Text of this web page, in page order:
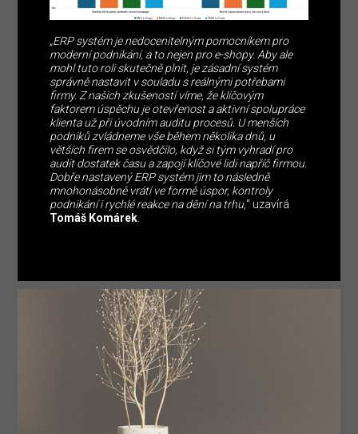
„ERP systém je nedocenitelným pomocníkem pro
moderní podnikání, a to nejen pro e-shopy. Aby ale
mohl tuto roli skutečně plnit, je zásadní systém
správně nastavit v souladu s reálnými potřebami
firmy. Z našich zkušeností víme, že klíčovým
faktorem úspěchu je otevřenost a aktivní spolupráce
klienta už při úvodním auditu procesů. U menších
podniků zvládneme vše během několika dnů, u
větších firem se osvědčilo, když si tým vyhradí pro
audit dostatek času a zapojí klíčové lidi napříč firmou.
Dobře nastavený ERP systém jim to následně
mnohonásobně vrátí ve formě úspor, kontroly
podnikání i rychlé reakce na dění na trhu,“ uzavírá
Tomáš Komárek.